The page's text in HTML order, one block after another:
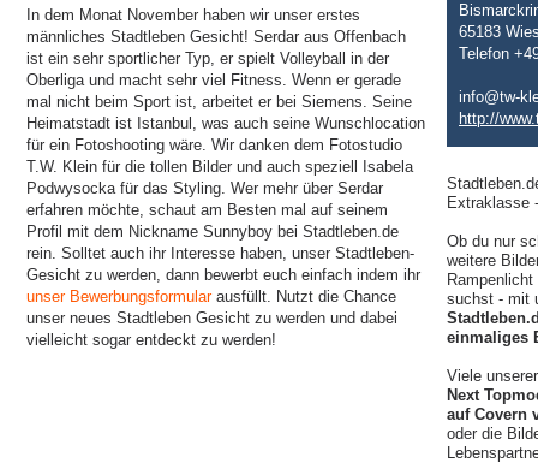
In dem Monat November haben wir unser erstes
männliches Stadtleben Gesicht! Serdar aus Offenbach
ist ein sehr sportlicher Typ, er spielt Volleyball in der
Oberliga und macht sehr viel Fitness. Wenn er gerade
mal nicht beim Sport ist, arbeitet er bei Siemens. Seine
Heimatstadt ist Istanbul, was auch seine Wunschlocation
für ein Fotoshooting wäre. Wir danken dem Fotostudio
T.W. Klein für die tollen Bilder und auch speziell Isabela
Podwysocka für das Styling. Wer mehr über Serdar
erfahren möchte, schaut am Besten mal auf seinem
Profil mit dem Nickname Sunnyboy bei Stadtleben.de
rein. Solltet auch ihr Interesse haben, unser Stadtleben-
Gesicht zu werden, dann bewerbt euch einfach indem ihr
unser Bewerbungsformularausfüllt. Nutzt die Chance
unser neues Stadtleben Gesicht zu werden und dabei
vielleicht sogar entdeckt zu werden!
65183
Telefon
info@tw-
http://
Extraklasse
Ob du nur
weitere
suchst - mit
einmaliges
Viele
Next
auf Covern
oder die